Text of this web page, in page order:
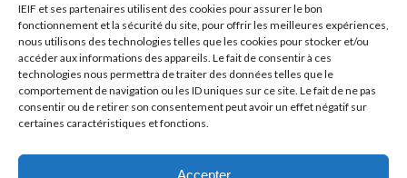
IEIF et ses partenaires utilisent des cookies pour assurer le bon
fonctionnement et la sécurité du site, pour offrir les meilleures expériences,
nous utilisons des technologies telles que les cookies pour stocker et/ou
accéder aux informations des appareils. Le fait de consentir à ces
technologies nous permettra de traiter des données telles que le
comportement de navigation ou les ID uniques sur ce site. Le fait de ne pas
consentir ou de retirer son consentement peut avoir un effet négatif sur
certaines caractéristiques et fonctions.
Accepter
Prénom
E-mail*